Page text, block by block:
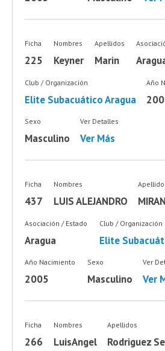
Ficha
225
Nombres
Keyner
Apellidos
Marin
Club / Organización
Elite Subacuático Aragua
Año
Sexo
Masculino
Ver Detalles
Ver Más
Ficha
437
Nombres
LUIS ALEJANDRO
Asociación / Estado
Aragua
Club / Organización
Elite
Año Nacimiento
2005
Sexo
Masculino
Ver
Ver
Ficha
266
Nombres
LuisAngel
Apellidos
Rodriguez